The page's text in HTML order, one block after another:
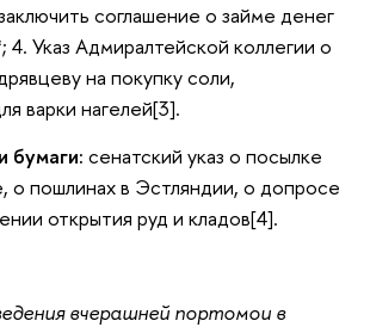
соглашение о займе денег
Указ Адмиралтейской коллегии о
на покупку соли,
варки нагелей[3].
бумаги: сенатский указ о посылке
о пошлинах в Эстляндии, о допросе
открытия руд и кладов[4].
вчерашней портомои в